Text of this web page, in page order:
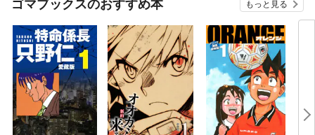
ゴマブックスのおすすめ本 もっと見る